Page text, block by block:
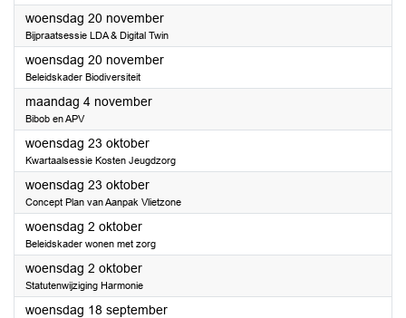
woensdag 20 november2024
Bijpraatsessie LDA & Digital Twin
woensdag 20 november2024
Beleidskader Biodiversiteit
maandag 4 november2024
Bibob en APV
woensdag 23 oktober2024
Kwartaalsessie Kosten Jeugdzorg
woensdag 23 oktober2024
Concept Plan van Aanpak Vlietzone
woensdag 2 oktober2024
Beleidskader wonen met zorg
woensdag 2 oktober2024
Statutenwijziging Harmonie
woensdag 18 september2024